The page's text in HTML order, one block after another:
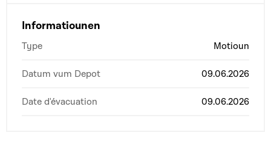
Informatiounen
Type Motioun
Datum vum Depot 09.06.2026
Date d'évacuation 09.06.2026